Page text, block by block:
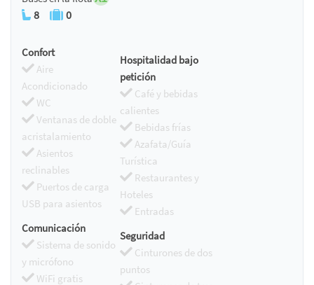
8 0
Confort
Aire
Acondicionado
WC
Ventanas de doble
acristalamiento
Asientos
reclinables
Puertos de carga
USB para asientos
Hospitalidad bajo
petición
Café y bebidas
calientes
Bebidas frías
Azafata/Guía
Turística
Restaurantes y
Hoteles
Entradas
Comunicación
Sistema de sonido
y micrófono
WiFi gratis
Seguridad
Cinturones de dos
puntos